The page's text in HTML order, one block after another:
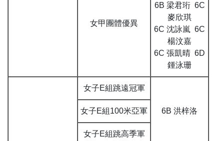
女甲團體優異
6B 梁君珩 6C
麥欣琪
6C 沈詠嵐 6C
楊汶嘉
6C 張凱晴 6D
鍾泳珊
女子E組跳遠冠軍
6B 洪梓洛
女子E組100米亞軍
女子E組跳高季軍